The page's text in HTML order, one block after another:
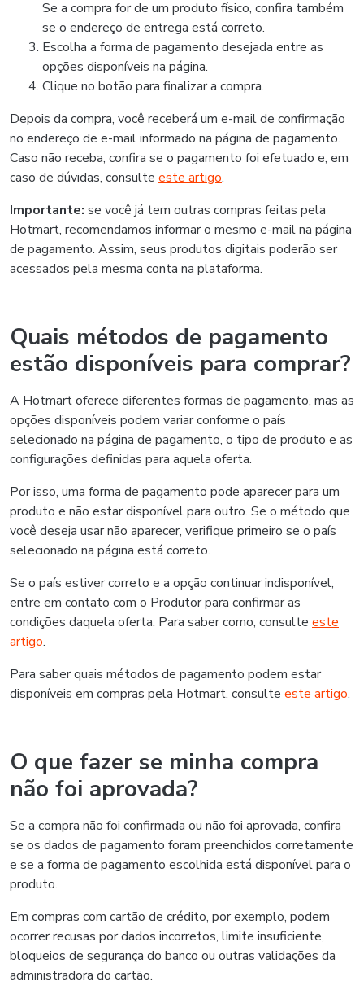
Se a compra for de um produto físico, confira também
se o endereço de entrega está correto.
Escolha a forma de pagamento desejada entre as
opções disponíveis na página.
Clique no botão para finalizar a compra.
Depois da compra, você receberá um e-mail de confirmação
no endereço de e-mail informado na página de pagamento.
Caso não receba, confira se o pagamento foi efetuado e, em
caso de dúvidas, consulte este artigo.
Importante: se você já tem outras compras feitas pela
Hotmart, recomendamos informar o mesmo e-mail na página
de pagamento. Assim, seus produtos digitais poderão ser
acessados pela mesma conta na plataforma.
Quais métodos de pagamento
estão disponíveis para comprar?
A Hotmart oferece diferentes formas de pagamento, mas as
opções disponíveis podem variar conforme o país
selecionado na página de pagamento, o tipo de produto e as
configurações definidas para aquela oferta.
Por isso, uma forma de pagamento pode aparecer para um
produto e não estar disponível para outro. Se o método que
você deseja usar não aparecer, verifique primeiro se o país
selecionado na página está correto.
Se o país estiver correto e a opção continuar indisponível,
entre em contato com o Produtor para confirmar as
condições daquela oferta. Para saber como, consulte este
artigo.
Para saber quais métodos de pagamento podem estar
disponíveis em compras pela Hotmart, consulte este artigo.
O que fazer se minha compra
não foi aprovada?
Se a compra não foi confirmada ou não foi aprovada, confira
se os dados de pagamento foram preenchidos corretamente
e se a forma de pagamento escolhida está disponível para o
produto.
Em compras com cartão de crédito, por exemplo, podem
ocorrer recusas por dados incorretos, limite insuficiente,
bloqueios de segurança do banco ou outras validações da
administradora do cartão.